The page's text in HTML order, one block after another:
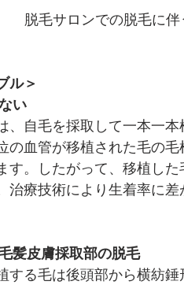
脱毛サロンでの脱毛に
ル＞
い
、自毛を採取して一本一
の血管が移植された毛の
す。したがって、移植し
治療技術により生着率に
髪皮膚採取部の脱毛
する毛は後頭部から横紡